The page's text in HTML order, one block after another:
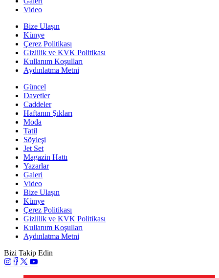
Video
Bize Ulaşın
Künye
Çerez Politikası
Gizlilik ve KVK Politikası
Kullanım Koşulları
Aydınlatma Metni
Güncel
Davetler
Caddeler
Haftanın Şıkları
Moda
Tatil
Söyleşi
Jet Set
Magazin Hattı
Yazarlar
Galeri
Video
Bize Ulaşın
Künye
Çerez Politikası
Gizlilik ve KVK Politikası
Kullanım Koşulları
Aydınlatma Metni
Bizi Takip Edin